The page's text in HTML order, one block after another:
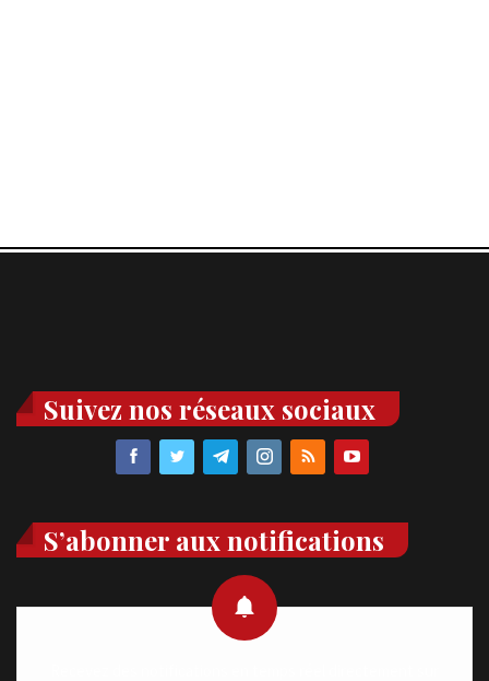
Suivez nos réseaux sociaux
S’abonner aux notifications